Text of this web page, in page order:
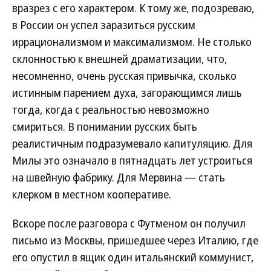
вразрез с его характером. К тому же, подозреваю,
в России он успел заразиться русским
иррационализмом и максимализмом. Не столько
склонностью к внешней драматизации, что,
несомненно, очень русская привычка, сколько
истинным парением духа, загорающимся лишь
тогда, когда с реальностью невозможно
смириться. В понимании русских быть
реалистичным подразумевало капитуляцию. Для
Милы это означало в пятнадцать лет устроиться
на швейную фабрику. Для Мервина — стать
клерком в местном кооперативе.
Вскоре после разговора с Футменом он получил
письмо из Москвы, пришедшее через Италию, где
его опустил в ящик один итальянский коммунист,